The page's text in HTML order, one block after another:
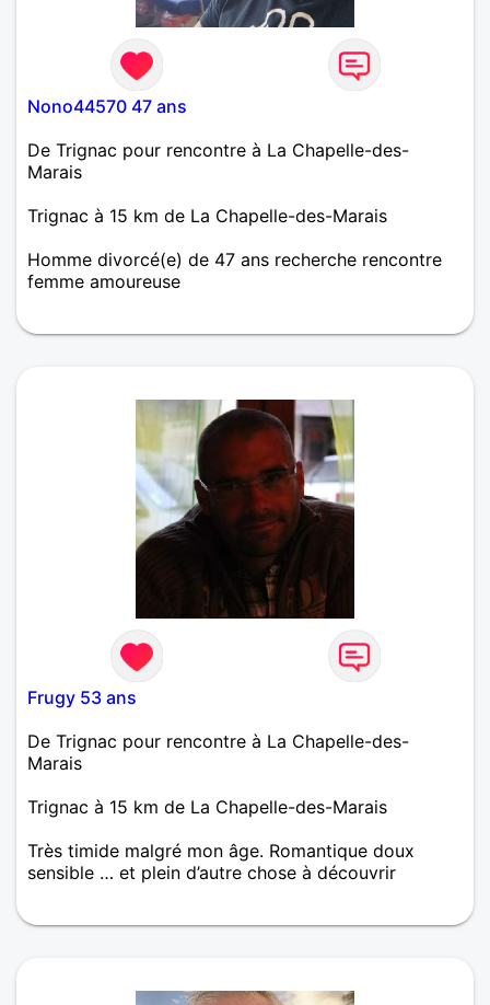
Nono44570 47 ans
De Trignac pour rencontre à La Chapelle-des-
Marais
Trignac à 15 km de La Chapelle-des-Marais
Homme divorcé(e) de 47 ans recherche rencontre
femme amoureuse
Frugy 53 ans
De Trignac pour rencontre à La Chapelle-des-
Marais
Trignac à 15 km de La Chapelle-des-Marais
Très timide malgré mon âge. Romantique doux
sensible … et plein d’autre chose à découvrir